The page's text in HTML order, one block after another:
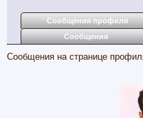
Сообщения профиля
Сообщения
Сообщения на странице